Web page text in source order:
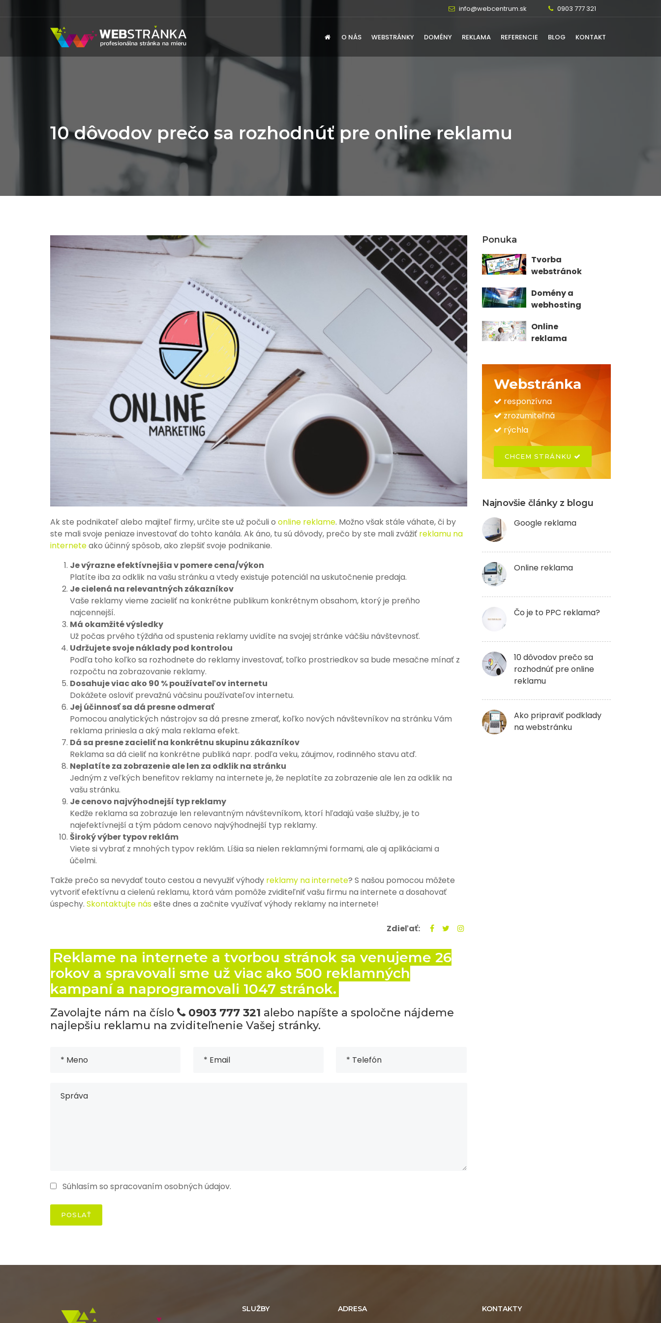
info@webcentrum.sk 0903 777 321
O NÁS WEBSTRÁNKY DOMÉNY REKLAMA REFERENCIE BLOG KONTAKT
10 dôvodov prečo sa rozhodnúť pre online reklamu
Ak ste podnikateľ alebo majiteľ firmy, určite ste už počuli o online reklame. Možno však stále váhate, či by
ste mali svoje peniaze investovať do tohto kanála. Ak áno, tu sú dôvody, prečo by ste mali zvážiť reklamu na
interneteako účinný spôsob, ako zlepšiť svoje podnikanie.
Je výrazne efektívnejšia v pomere cena/výkon
Platíte iba za odklik na vašu stránku a vtedy existuje potenciál na uskutočnenie predaja.
Je cielená na relevantných zákazníkov
Vaše reklamy vieme zacieliť na konkrétne publikum konkrétnym obsahom, ktorý je preňho
najcennejší.
Má okamžité výsledky
Už počas prvého týždňa od spustenia reklamy uvidíte na svojej stránke väčšiu návštevnosť.
Udržujete svoje náklady pod kontrolou
Podľa toho koľko sa rozhodnete do reklamy investovať, toľko prostriedkov sa bude mesačne mínať z
rozpočtu na zobrazovanie reklamy.
Dosahuje viac ako 90 % používateľov internetu
Dokážete osloviť prevažnú väčsinu používateľov internetu.
Jej účinnosť sa dá presne odmerať
Pomocou analytických nástrojov sa dá presne zmerať, koľko nových návštevníkov na stránku Vám
reklama priniesla a aký mala reklama efekt.
Dá sa presne zacieliť na konkrétnu skupinu zákazníkov
Reklama sa dá cieliť na konkrétne publiká napr. podľa veku, záujmov, rodinného stavu atď.
Neplatíte za zobrazenie ale len za odklik na stránku
Jedným z veľkých benefitov reklamy na internete je, že neplatíte za zobrazenie ale len za odklik na
vašu stránku.
Je cenovo najvýhodnejší typ reklamy
Kedže reklama sa zobrazuje len relevantným návśtevníkom, ktorí hľadajú vaše služby, je to
najefektívnejší a tým pádom cenovo najvýhodnejší typ reklamy.
Široký výber typov reklám
Viete si vybrať z mnohých typov reklám. Líšia sa nielen reklamnými formami, ale aj aplikáciami a
účelmi.
Takže prečo sa nevydať touto cestou a nevyužiť výhody reklamy na internete? S našou pomocou môžete
vytvoriť efektívnu a cielenú reklamu, ktorá vám pomôže zviditeľniť vašu firmu na internete a dosahovať
úspechy. Skontaktujte násešte dnes a začnite využívať výhody reklamy na internete!
Zdieľať:
Reklame na internete a tvorbou stránok sa venujeme 26
rokov a spravovali sme už viac ako 500 reklamných
kampaní a naprogramovali 1047 stránok.
Zavolajte nám na číslo 0903 777 321 alebo napíšte a spoločne nájdeme
najlepšiu reklamu na zviditeľnenie Vašej stránky.
Súhlasím so spracovaním osobných údajov.
POSLAŤ
Ponuka
Tvorba
webstránok
Domény a
webhosting
Online
reklama
Webstránka
responzívna
zrozumiteľná
rýchla
CHCEM STRÁNKU
Najnovšie články z blogu
Google reklama
Online reklama
Čo je to PPC reklama?
10 dôvodov prečo sa
rozhodnúť pre online
reklamu
Ako pripraviť podklady
na webstránku
SLUŽBY ADRESA KONTAKTY